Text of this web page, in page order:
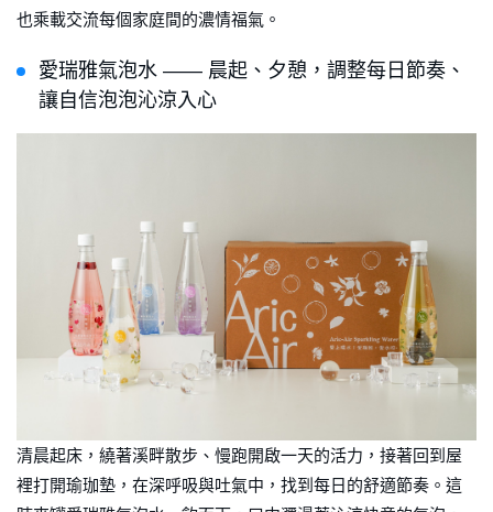
也乘載交流每個家庭間的濃情福氣。
愛瑞雅氣泡水 —— 晨起、夕憩，調整每日節奏、
讓自信泡泡沁涼入心
清晨起床，繞著溪畔散步、慢跑開啟一天的活力，接著回到屋
裡打開瑜珈墊，在深呼吸與吐氣中，找到每日的舒適節奏。這